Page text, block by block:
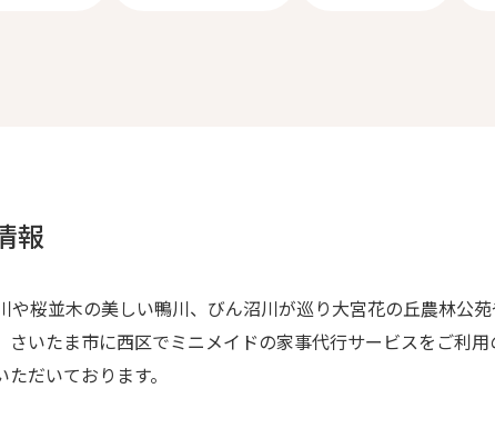
報
や桜並木の美しい鴨川、びん沼川が巡り大宮花の丘農林公
さいたま市に西区でミニメイドの家事代行サービスをご利
だいております。